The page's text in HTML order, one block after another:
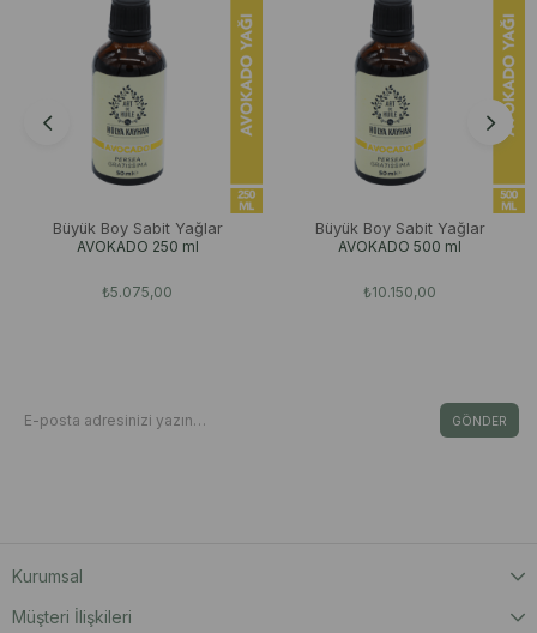
Büyük Boy Sabit Yağlar
AVOKADO 250 ml
₺5.075,00
Büyük Boy Sabit Yağlar
AVOKADO 500 ml
₺10.150,00
GÖNDER
Kurumsal
Müşteri İlişkileri